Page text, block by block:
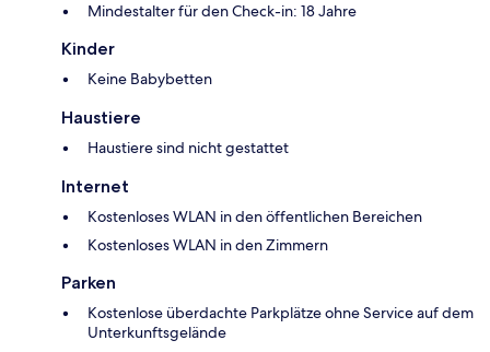
Mindestalter für den Check-in: 18 Jahre
Kinder
Keine Babybetten
Haustiere
Haustiere sind nicht gestattet
Internet
Kostenloses WLAN in den öffentlichen Bereichen
Kostenloses WLAN in den Zimmern
Parken
Kostenlose überdachte Parkplätze ohne Service auf dem
Unterkunftsgelände